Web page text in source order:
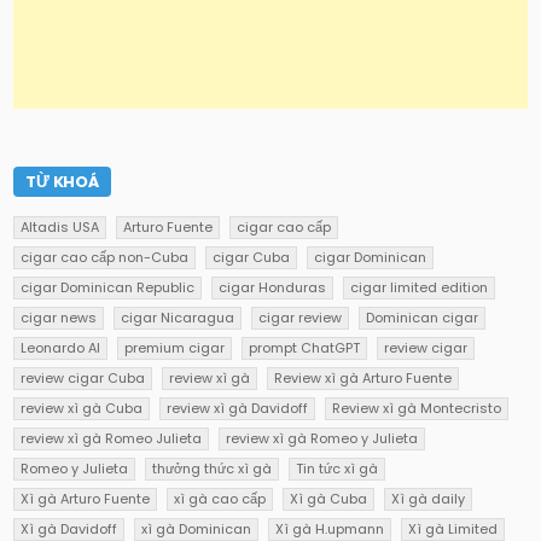
TỪ KHOÁ
Altadis USA Arturo Fuente
cigar cao cấp
cigar cao cấp non-Cuba
cigar Cuba
cigar Dominican
cigar Dominican Republic
cigar Honduras
cigar limited edition
cigar news
cigar Nicaragua cigar review
Dominican cigar
Leonardo AI
premium cigar prompt ChatGPT
review cigar
review cigar Cuba
review xì gà
Review xì gà Arturo Fuente
review xì gà Cuba
review xì gà Davidoff
Review xì gà Montecristo
review xì gà Romeo Julieta
review xì gà Romeo y Julieta
Romeo y Julieta
thưởng thức xì gà
Tin tức xì gà
Xì gà Arturo Fuente
xì gà cao cấp Xì gà Cuba
Xì gà daily
Xì gà Davidoff
xì gà Dominican Xì gà H.upmann
Xì gà Limited